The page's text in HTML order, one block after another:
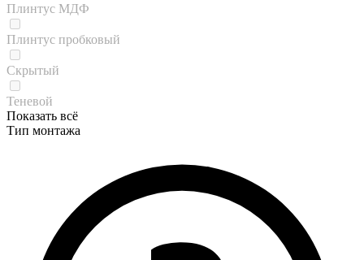
Плинтус МДФ
Плинтус пробковый
Скрытый
Теневой
Показать всё
Тип монтажа